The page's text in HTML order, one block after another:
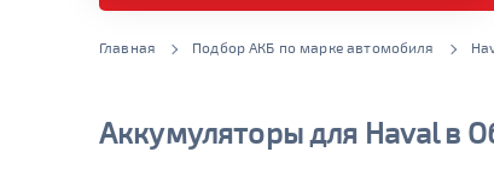
Главная Подбор АКБ по марке автомобиля
Аккумуляторы для Haval в